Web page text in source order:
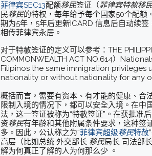
菲律宾SEC13配额移民签证（菲律宾特赦移
民移民的特权，每年给予每个国家50个配额
期为5年，5年后更新ICARD 信息后自动续
相传菲律宾永居。
对于特赦签证的定义可以参考：THE
COMMONWEALTH ACT NO.614）
Filipinos the same immigration
nationality or without nationality for any
概括而言，需要有资本、有才能的健康、合
限制入境的情况下，都可以安全入境。在中
法，这一签证被称为“特赦签证”。在获批准
资移民有年龄和其他附属条件要求，这种签
多。因此，公认称之为“菲律宾超级移民特赦
高层（比如总统 外交部长 移民局长 司法部
解为何真正了解的人为何那么少 。